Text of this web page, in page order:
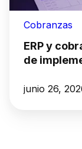
Cobranzas
ERP y
de
junio 26,